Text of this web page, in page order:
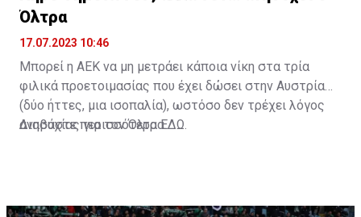
Όλτρα
17.07.2023 10:46
Μπορεί η ΑΕΚ να μη μετράει κάποια νίκη στα τρία
φιλικά προετοιμασίας που έχει δώσει στην Αυστρία
(δύο ήττες, μια ισοπαλία), ωστόσο δεν τρέχει λόγος
ανησυχίας για τον Όλτρα.
Διαβάστε περισσότεραΕΔΩ.